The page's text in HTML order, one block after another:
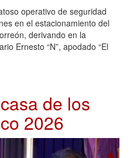
operativo de seguridad
en el estacionamiento del
derivando en la
Ernesto “N”, apodado “El
de los
2026